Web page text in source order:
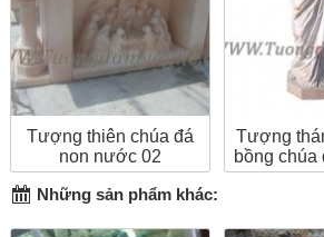
Tượng thiên chúa đá
non nước 02
Tượng
bồng chúa
Những sản phẩm khác: